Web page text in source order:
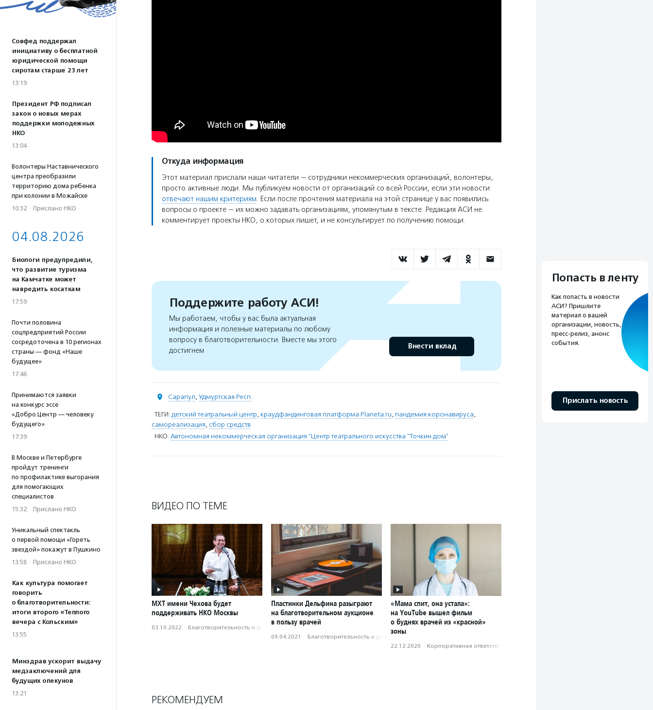
Совфед поддержал
инициативу о бесплатной
юридической помощи
сиротам старше 23 лет
13:19
Президент РФ подписал
закон о новых мерах
поддержки молодежных
НКО
13:04
Волонтеры Наставнического
центра преобразили
территорию дома ребенка
при колонии в Можайске
10:32 · Прислано НКО
04.08.2026
Биологи предупредили,
что развитие туризма
на Камчатке может
навредить косаткам
17:59
Почти половина
соцпредприятий России
сосредоточена в 10 регионах
страны — фонд «Наше
будущее»
17:46
Принимаются заявки
на конкурс эссе
«Добро.Центр — человеку
будущего»
17:39
В Москве и Петербурге
пройдут тренинги
по профилактике выгорания
для помогающих
специалистов
15:32 · Прислано НКО
Уникальный спектакль
о первой помощи «Гореть
звездой» покажут в Пушкино
13:58 · Прислано НКО
Как культура помогает
говорить
о благотворительности:
итоги второго «Теплого
вечера с Кольским»
13:55
Минздрав ускорит выдачу
медзаключений для
будущих опекунов
13:21
Откуда информация
Этот материал прислали наши читатели — сотрудники некоммерческих организаций, волонтеры,
просто активные люди. Мы публикуем новости от организаций со всей России, если эти новости
отвечают нашим критериям. Если после прочтения материала на этой странице у вас появились
вопросы о проекте — их можно задавать организациям, упомянутым в тексте. Редакция АСИ не
комментирует проекты НКО, о которых пишет, и не консультирует по получению помощи.
Поддержите работу АСИ!
Мы работаем, чтобы у вас была актуальная
информация и полезные материалы по любому
вопросу в благотворительности. Вместе мы этого
достигнем
Внести вклад
Сарапул, Удмуртская Респ.
ТЕГИ: детский театральный центр, краудфандинговая платформа Planeta.ru, пандемия коронавируса,
самореализация, сбор средств
НКО: Автономная некоммерческая организация "Центр театрального искусства "Точкин дом"
ВИДЕО ПО ТЕМЕ
МХТ имени Чехова будет
поддерживать НКО Москвы
03.10.2022 · Благотвори­тель­ность и доброволь­чест­во
Пластинки Дельфина разыграют
на благотворительном аукционе
в пользу врачей
09.04.2021 · Благотвори­тель­ность и доброволь­чест­во
«Мама спит, она устала»:
на YouTube вышел фильм
о буднях врачей из «красной»
зоны
22.12.2020 · Корпоративная ответственность
РЕКОМЕНДУЕМ
Попасть в ленту
Как попасть в новости
АСИ? Пришлите
материал о вашей
организации, новость,
пресс-релиз, анонс
события.
Прислать новость